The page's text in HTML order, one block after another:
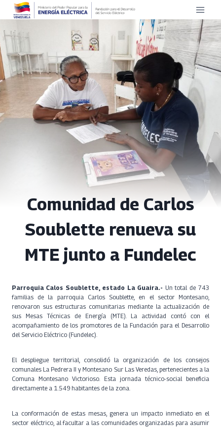
Saltar
Comunidad de Carlos
Soublette renueva su
MTE junto a Fundelec
Parroquia Calos Soublette, estado La Guaira.- Un total de 743
familias de la parroquia Carlos Soublette, en el sector Montesano,
renovaron sus estructuras comunitarias mediante la actualización de
sus Mesas Técnicas de Energía (MTE). La actividad contó con el
acompañamiento de los promotores de la Fundación para el Desarrollo
del Servicio Eléctrico (Fundelec).
El despliegue territorial, consolidó la organización de los consejos
comunales La Pedrera II y Montesano Sur Las Veredas, pertenecientes a la
Comuna Montesano Victorioso. Esta jornada técnico-social beneficia
directamente a 1.549 habitantes de la zona.
La conformación de estas mesas, genera un impacto inmediato en el
sector eléctrico, al facultar a las comunidades organizadas para asumir